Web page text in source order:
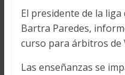
El presidente de la
Bartra Paredes,
curso para árbitros de
Las enseñanzas se